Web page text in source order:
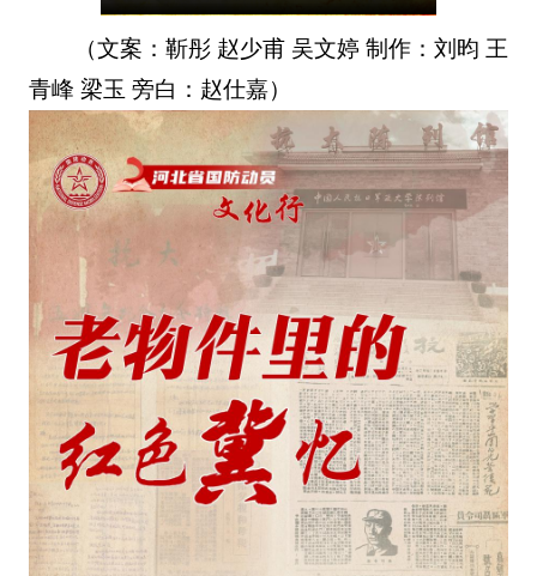
（文案：靳彤 赵少甫 吴文婷 制作：刘昀 王
青峰 梁玉 旁白：赵仕嘉）